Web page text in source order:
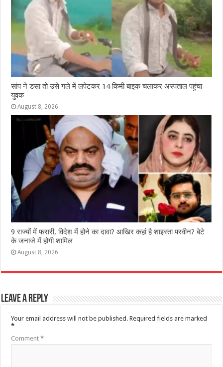
सांप ने डसा तो उसे गले में लपेटकर 14 किमी बाइक चलाकर अस्पताल पहुंचा
युवक
August 8, 2026
9 राज्‍यों में फरारी, व‍िदेश में होने का दावा? आख‍िर कहां है शाइस्‍ता परवीन? बेटे
के जनाजे में होगी शामिल
August 8, 2026
Leave a Reply
Your email address will not be published. Required fields are marked
*
Comment*